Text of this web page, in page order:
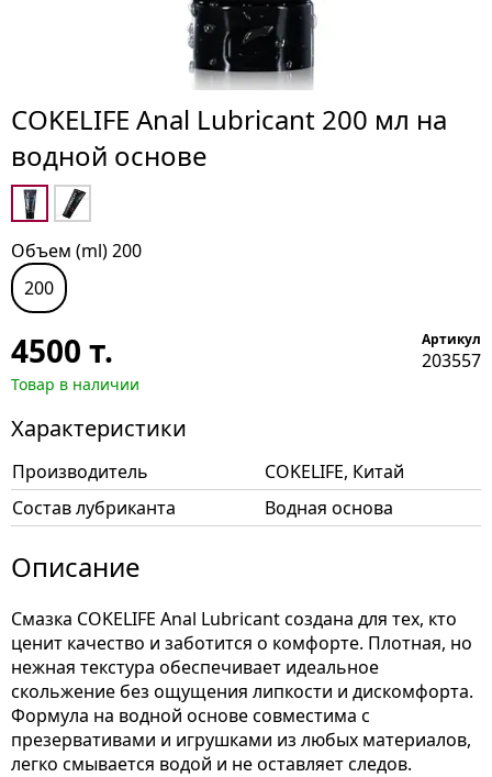
COKELIFE Anal Lubricant 200 мл на
водной основе
Объем (ml) 200
200
4500 т.
Товар в наличии
Артикул
203557
Характеристики
Производитель
COKELIFE, Китай
Состав лубриканта
Водная основа
Описание
Смазка COKELIFE Anal Lubricant создана для тех, кто
ценит качество и заботится о комфорте. Плотная, но
нежная текстура обеспечивает идеальное
скольжение без ощущения липкости и дискомфорта.
Формула на водной основе совместима с
презервативами и игрушками из любых материалов,
легко смывается водой и не оставляет следов.